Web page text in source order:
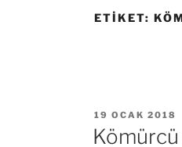
ETIKET:
YAYIM
TARIHI
19 OCAK 2018